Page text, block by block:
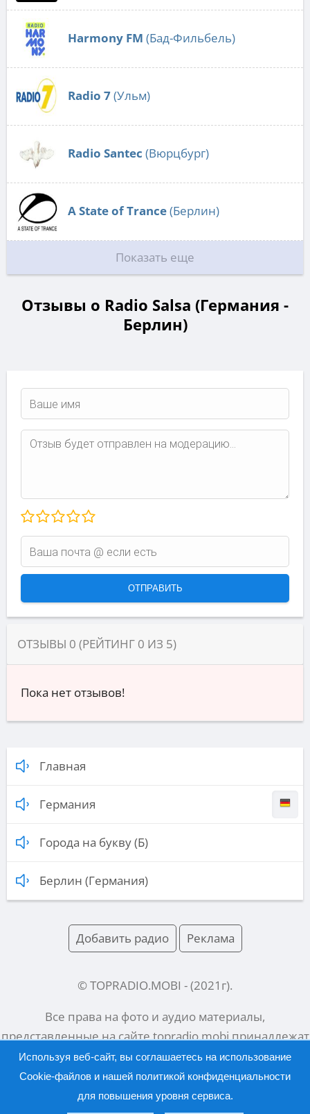
Harmony FM (Бад-Фильбель)
Radio 7(Ульм)
Radio Santec (Вюрцбург)
A State of Trance(Берлин)
Показать еще
Отзывы о Radio Salsa (Германия -
Берлин)
ОТЗЫВЫ 0 (РЕЙТИНГ 0 ИЗ 5)
Пока нет отзывов!
Главная
Германия
Города на букву (Б)
Берлин (Германия)
Добавить радио Реклама
© TOPRADIO.MOBI - (2021 г).
Все права на фото и аудио материалы,
представленные на сайтеtopradio.mobiпринадлежат
их законным владельцам.
Используя веб-сайт, вы соглашаетесь на использование
Cookie-файлов и нашей политикой конфиденциальности
для повышения уровня сервиса.